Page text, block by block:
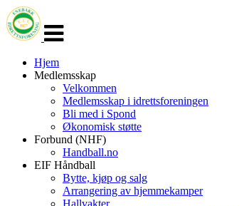
navigasjon
Hjem
Medlemsskap
Velkommen
Medlemsskap i idrettsforeningen
Bli med i Spond
Økonomisk støtte
Forbund (NHF)
Handball.no
EIF Håndball
Bytte, kjøp og salg
Arrangering av hjemmekamper
Hallvakter